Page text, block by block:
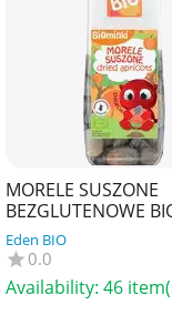
MORELE SUSZONE
BEZGLUTENOWE
BIOMINKI
Eden BIO
0.0
Availability: 46